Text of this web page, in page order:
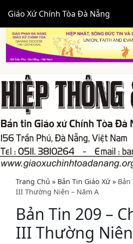
Giáo Xứ Chính Tòa Đà Nẵng
Trang Chủ » Bản Tin Giáo Xứ » Bản
III Thường Niên – Năm A
Bản Tin 209 –
III Thường